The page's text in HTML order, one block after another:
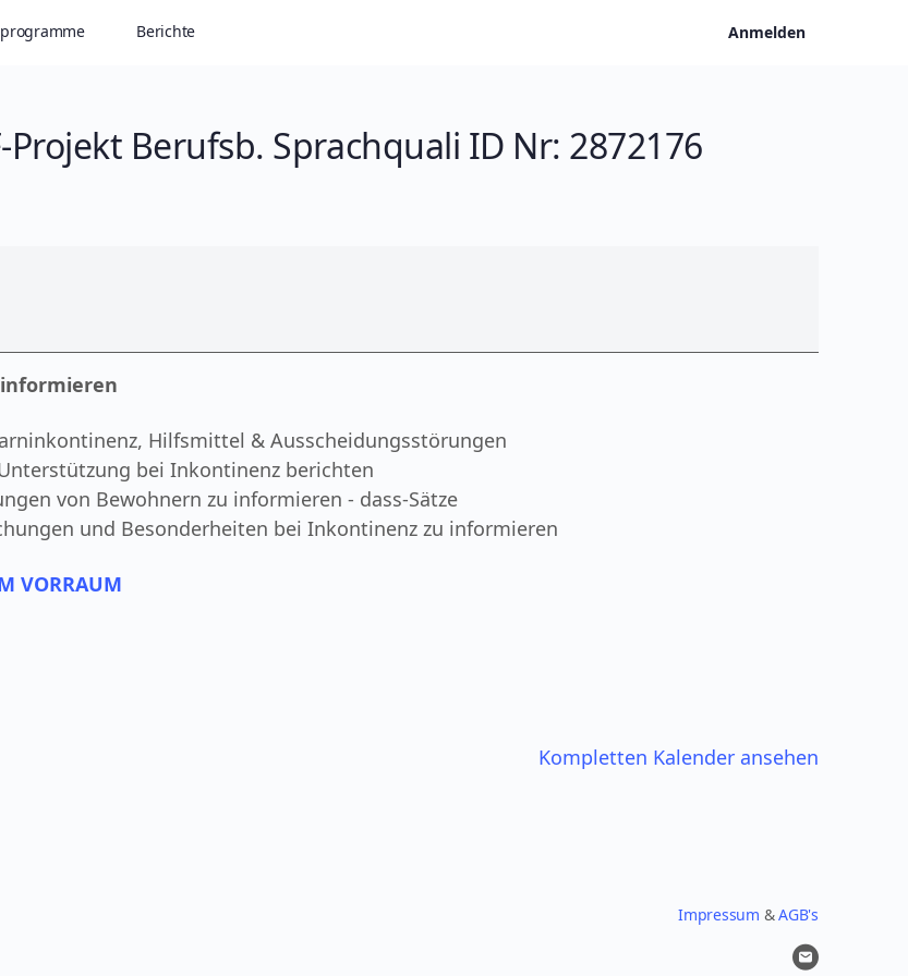
Berichte Anmelden
Projekt Berufsb. Sprachquali ID Nr: 2872176
Hilfsmittel & Ausscheidungsstörungen
bei Inkontinenz berichten
von Bewohnern zu informieren - dass-Sätze
und Besonderheiten bei Inkontinenz zu informieren
VORRAUM
Kompletten Kalender ansehen
Impressum &AGB's